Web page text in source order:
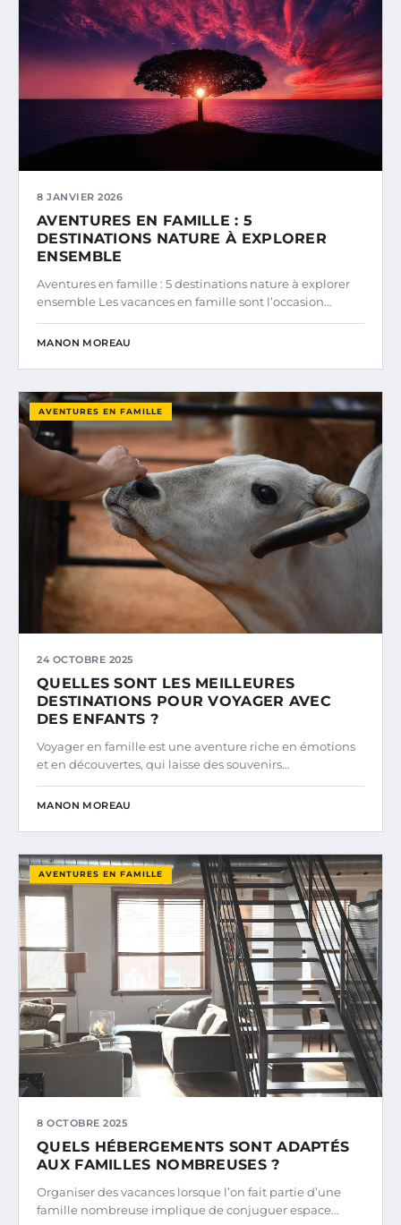
8 JANVIER 2026
AVENTURES EN FAMILLE : 5
DESTINATIONS NATURE À EXPLORER
ENSEMBLE
Aventures en famille : 5 destinations nature à explorer
ensemble Les vacances en famille sont l’occasion…
MANON MOREAU
AVENTURES EN FAMILLE
24 OCTOBRE 2025
QUELLES SONT LES MEILLEURES
DESTINATIONS POUR VOYAGER AVEC
DES ENFANTS ?
Voyager en famille est une aventure riche en émotions
et en découvertes, qui laisse des souvenirs…
MANON MOREAU
AVENTURES EN FAMILLE
8 OCTOBRE 2025
QUELS HÉBERGEMENTS SONT ADAPTÉS
AUX FAMILLES NOMBREUSES ?
Organiser des vacances lorsque l’on fait partie d’une
famille nombreuse implique de conjuguer espace…